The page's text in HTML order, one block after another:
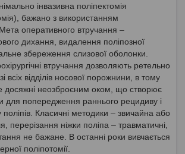
інвазивна поліпектомія
бажано з використанням
оперативного втручання –
дихання, видалення поліпозної
збереження слизової оболонки.
втручання дозволяють ретельно
всіх відділів носової порожнини, в тому
досяжні неозброєним оком, що створює
для попередження раннього рецидиву і
поліпів. Класичні методики – звичайна або
перерізання ніжки поліпа – травматичні,
не бажане. В останні роки вивчається
поліпотомії.